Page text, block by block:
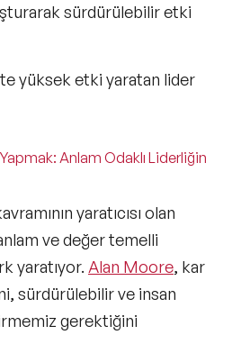
sürdürülebilir etki
yüksek etki yaratan lider
Anlam Odaklı Liderliğin
yaratıcısı olan
ve değer temelli
yaratıyor. Alan Moore, kar
sürdürülebilir ve insan
gerektiğini